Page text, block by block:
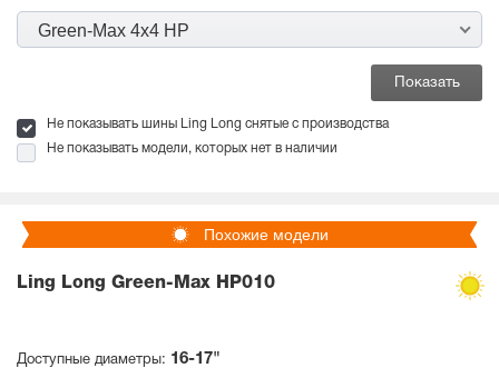
Green-Max 4x4 HP
Не показывать шины Ling Long снятые с производства
Не показывать модели, которых нет в наличии
Похожие модели
Ling Long Green-Max HP010
Доступные диаметры: 16-17"